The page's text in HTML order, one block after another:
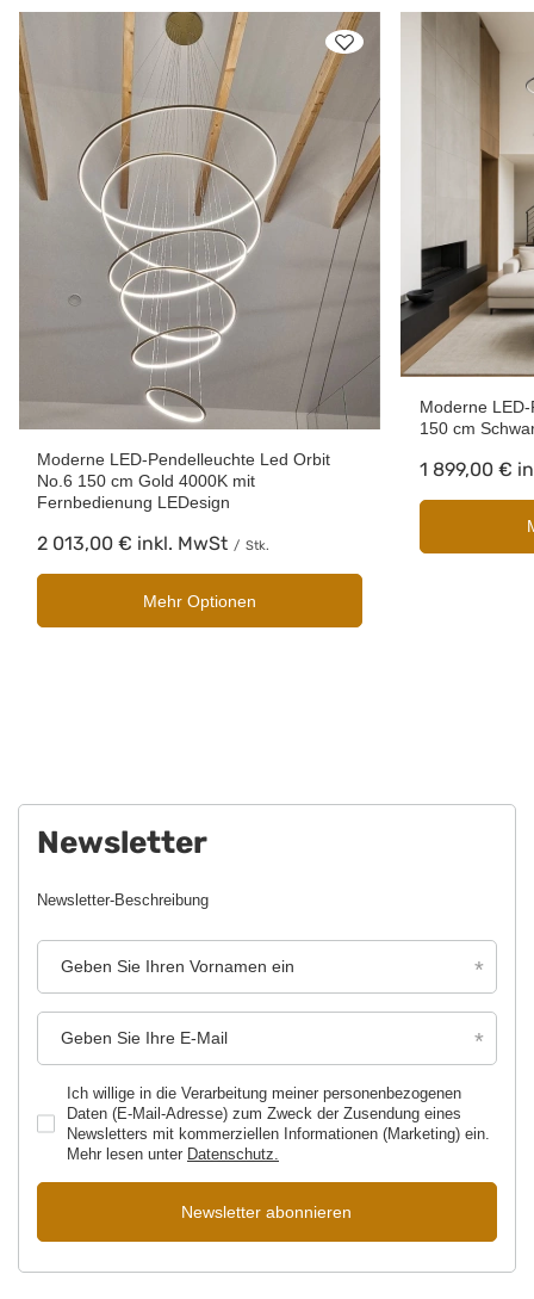
Moderne LED-Pendelleuchte Led Orbit
No.6 150 cm Gold 4000K mit
Fernbedienung LEDesign
2 013,00 € inkl. MwSt / Stk.
Mehr Optionen
Moderne
150 cm
1 899,00 €
Newsletter
Newsletter-Beschreibung
Geben Sie Ihren Vornamen ein
Geben Sie Ihre E-Mail
Ich willige in die Verarbeitung meiner personenbezogenen
Daten (E-Mail-Adresse) zum Zweck der Zusendung eines
Newsletters mit kommerziellen Informationen (Marketing) ein.
Mehr lesen unter Datenschutz.
Newsletter abonnieren